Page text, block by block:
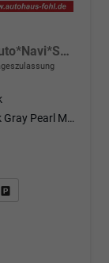
GL+ Comfort 1.4 MHEV AT Android Auto*Navi*SHZ*ACC*Kamera*Klimauto*LED*PrivacyGlas
Titan Dark Gray Pearl Metallic (ZZZ)
(PDF)